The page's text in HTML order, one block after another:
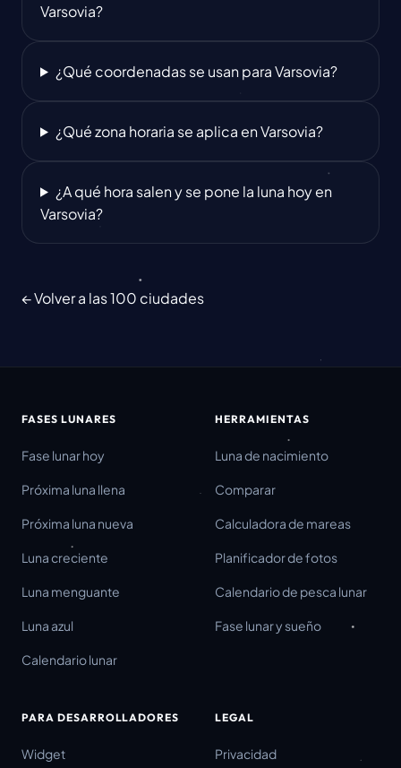
Varsovia?
¿Qué coordenadas se usan para Varsovia?
¿Qué zona horaria se aplica en Varsovia?
¿A qué hora salen y se pone la luna hoy en
Varsovia?
← Volver a las 100 ciudades
FASES LUNARES
Fase lunar hoy
Próxima luna llena
Próxima luna nueva
Luna creciente
Luna menguante
Luna azul
Calendario lunar
HERRAMIENTAS
Luna de nacimiento
Comparar
Calculadora de mareas
Planificador de fotos
Calendario de pesca lunar
Fase lunar y sueño
PARA DESARROLLADORES
Widget
LEGAL
Privacidad